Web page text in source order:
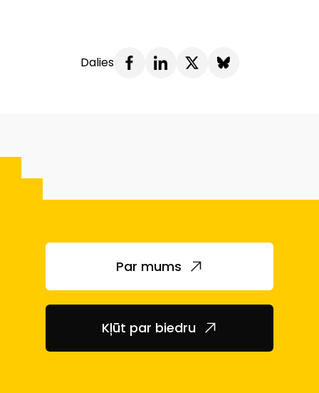
Dalies
Par mums
Kļūt par biedru